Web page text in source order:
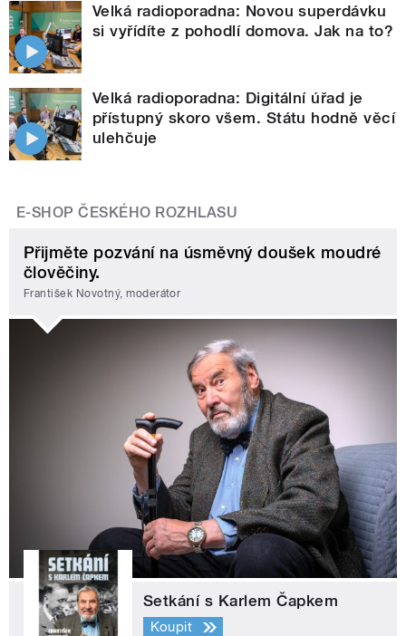
Velká radioporadna: Novou superdávku
si vyřídíte z pohodlí domova. Jak na to?
Velká radioporadna: Digitální úřad je
přístupný skoro všem. Státu hodně věcí
ulehčuje
E-SHOP ČESKÉHO ROZHLASU
Přijměte pozvání na úsměvný doušek moudré
člověčiny.
František Novotný, moderátor
Setkání s Karlem Čapkem
Koupit